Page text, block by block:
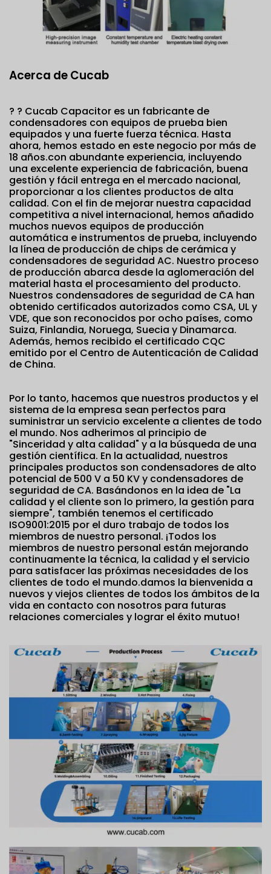
Acerca de Cucab
? ? Cucab Capacitor es un fabricante de
condensadores con equipos de prueba bien
equipados y una fuerte fuerza técnica. Hasta
ahora, hemos estado en este negocio por más de
18 años.con abundante experiencia, incluyendo
una excelente experiencia de fabricación, buena
gestión y fácil entrega en el mercado nacional,
proporcionar a los clientes productos de alta
calidad. Con el fin de mejorar nuestra capacidad
competitiva a nivel internacional, hemos añadido
muchos nuevos equipos de producción
automática e instrumentos de prueba, incluyendo
la línea de producción de chips de cerámica y
condensadores de seguridad AC. Nuestro proceso
de producción abarca desde la aglomeración del
material hasta el procesamiento del producto.
Nuestros condensadores de seguridad de CA han
obtenido certificados autorizados como CSA, UL y
VDE, que son reconocidos por ocho países, como
Suiza, Finlandia, Noruega, Suecia y Dinamarca.
Además, hemos recibido el certificado CQC
emitido por el Centro de Autenticación de Calidad
de China.
Por lo tanto, hacemos que nuestros productos y el
sistema de la empresa sean perfectos para
suministrar un servicio excelente a clientes de todo
el mundo. Nos adherimos al principio de
"Sinceridad y alta calidad" y a la búsqueda de una
gestión científica. En la actualidad, nuestros
principales productos son condensadores de alto
potencial de 500 V a 50 KV y condensadores de
seguridad de CA. Basándonos en la idea de "La
calidad y el cliente son lo primero, la gestión para
siempre", también tenemos el certificado
ISO9001:2015 por el duro trabajo de todos los
miembros de nuestro personal. ¡Todos los
miembros de nuestro personal están mejorando
continuamente la técnica, la calidad y el servicio
para satisfacer las próximas necesidades de los
clientes de todo el mundo.damos la bienvenida a
nuevos y viejos clientes de todos los ámbitos de la
vida en contacto con nosotros para futuras
relaciones comerciales y lograr el éxito mutuo!